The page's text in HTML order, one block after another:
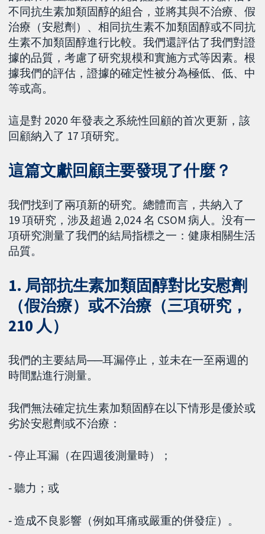
不同抗生素加類固醇的組合，並將其與不治療、假
治療（安慰劑）、相同抗生素不加類固醇或不同抗
生素不加類固醇進行比較。我們還評估了我們對證
據的品質，考慮了研究規模和實施方式等因素。根
據我們的評估，證據的確定性被分為極低、低、中
等或高。
這是對 2020 年發表之系統性回顧的首次更新，該
回顧納入了 17 項研究。
這篇文獻回顧主要發現了什麼？
我們找到了兩項新的研究。總體而言，共納入了
19 項研究，涉及超過 2,024 名 CSOM 病人。没有一
項研究測量了我們的結局指標之一：健康相關生活
品質。
1. 局部抗生素加類固醇對比安慰劑
（假治療）或不治療（三項研究，
210 人）
我們的主要結局──耳漏停止，並未在一至兩週的
時間點進行測量。
我們無法確定抗生素加類固醇在以下情形是優於或
劣於安慰劑或不治療：
‐ 停止耳漏（在四週後測量時）；
‐ 聽力；或
‐ 造成不良影響（例如耳痛或嚴重的併發症）。